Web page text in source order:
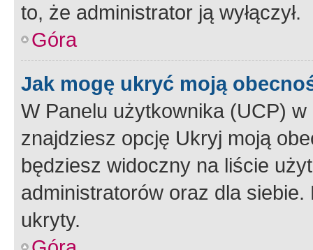
to, że administrator ją wyłączył.
Góra
Jak mogę ukryć moją
W Panelu użytkownika (UCP) w
znajdziesz opcję Ukryj moją
będziesz widoczny na liście
administratorów oraz dla
ukryty.